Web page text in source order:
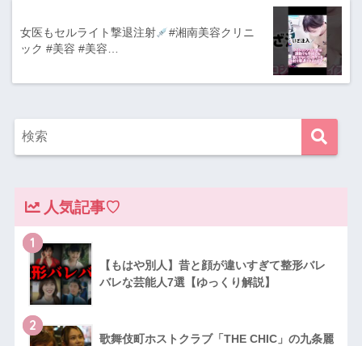
女医もセルライト撃退注射
#湘南美容クリニ
ック #美容 #美容…
人気記事♡
1
【もはや別人】昔と顔が違いすぎて整形バレ
バレな芸能人7選【ゆっくり解説】
2
歌舞伎町ホストクラブ「THE CHIC」の九条麗